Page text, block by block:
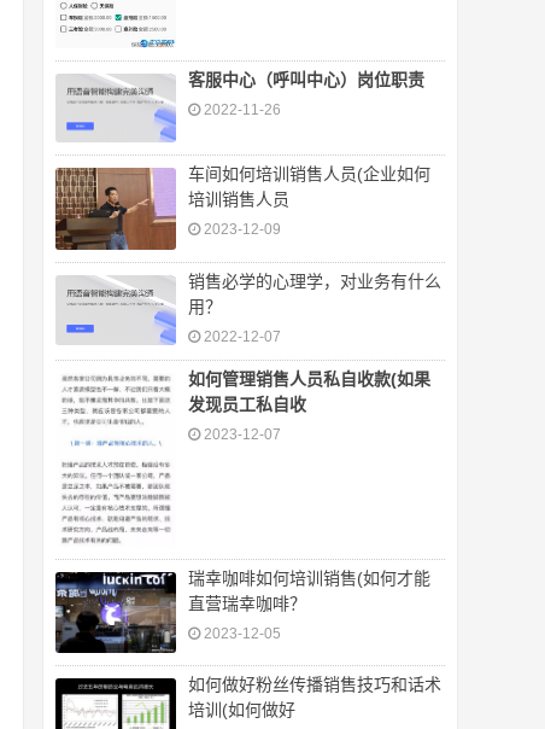
客服中心（呼叫中心）岗位职责
2022-11-26
车间如何培训销售人员(企业如何
培训销售人员
2023-12-09
销售必学的心理学，对业务有什么
用？
2022-12-07
如何管理销售人员私自收款(如果
发现员工私自收
2023-12-07
瑞幸咖啡如何培训销售(如何才能
直营瑞幸咖啡？
2023-12-05
如何做好粉丝传播销售技巧和话术
培训(如何做好